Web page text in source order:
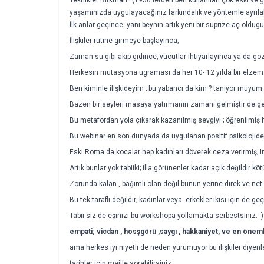
yaşamınızda uygulayacağınız farkındalık ve yöntemle
İlk anlar geçince: yani beynin artık yeni bir suprize aç
İlişkiler rutine girmeye başlayınca;
Zaman su gibi akıp gidince; vucutlar ihtiyarlayınca ya da
Herkesin mutasyona ugraması da her 10- 12 yılda bir
Ben kiminle ilişkideyim ; bu yabancı da kim ? tanıyor muyum
Bazen bir seyleri masaya yatırmanın zamanı gelmiştir de
Bu metafordan yola çıkarak kazanılmış sevgiyi ;
Bu webinar en son dunyada da uygulanan positif
Eski Roma da kocalar hep kadınları döverek ceza
Artık bunlar yok tabiiki; illa görünenler kadar açık değildir
Zorunda kalan , bağımlı olan değil bunun yerine direk ve
Bu tek taraflı değildir; kadınlar veya erkekler ikisi için de
Tabii siz de eşinizi bu workshopa yollamakta serbestsiniz. :)
empati; vicdan , hosşgörü ,saygı , hakkaniyet, ve en
ama herkes iyi niyetli de neden yürümüyor bu ilişkiler